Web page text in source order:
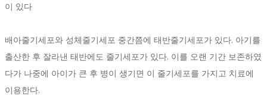
이 있다
배아줄기세포와 성체줄기세포 중간쯤에 태반줄기세포가 있다. 아기를
출산한 후 잘라낸 태반에도 줄기세포가 있다. 이를 오랜 기간 보존하였
다가 나중에 아이가 큰 후 병이 생기면 이 줄기세포를 가지고 치료에
이용한다.